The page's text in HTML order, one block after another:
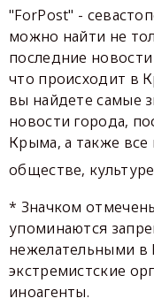
"ForPost" -
можно найти не
последние
что происходит в
вы найдете самые
новости города,
Крыма, а также
обществе,
* Значком
упоминаются
нежелательными в
экстремистские
иноагенты.